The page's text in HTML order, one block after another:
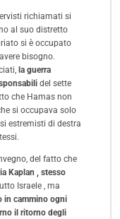
richiamati si
al suo distretto
si è occupato
bisogno.
la guerra
del sette
che Hamas non
si occupava solo
estremisti di destra
del fatto che
Kaplan , stesso
Israele , ma
in cammino ogni
il ritorno degli